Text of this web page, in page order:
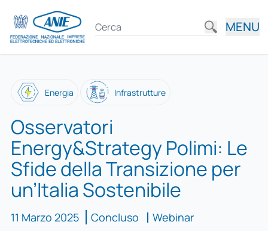
MENU
Energia Infrastrutture
Osservatori
Energy&Strategy Polimi: Le
Sfide della Transizione per
un’Italia Sostenibile
11 Marzo 2025 Concluso Webinar